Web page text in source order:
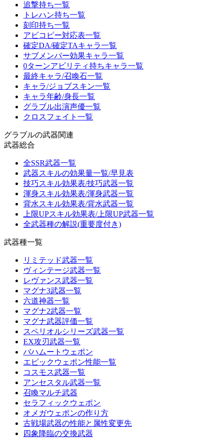
追撃持ち一覧
トレハン持ち一覧
刻印持ち一覧
アビコピー対応表一覧
確定DA/確定TAキャラ一覧
サブメンバー効果キャラ一覧
0ターンアビリティ持ちキャラ一覧
最終キャラ/召喚石一覧
キャラ/ジョブスキン一覧
キャラ年齢/身長一覧
グラブル出演声優一覧
クロスフェイト一覧
グラブルの武器関連
武器総合
全SSR武器一覧
武器スキルの効果量一覧/早見表
技巧スキル効果表/技巧武器一覧
渾身スキル効果表/渾身武器一覧
背水スキル効果表/背水武器一覧
上限UPスキル効果表/上限UP武器一覧
全武器種の解説(重要度付き)
武器種一覧
リミテッド武器一覧
ヴィンテージ武器一覧
レヴァンス武器一覧
マグナ3武器一覧
六道神器一覧
マグナ2武器一覧
マグナ武器評価一覧
スペリオルシリーズ武器一覧
EX攻刃武器一覧
バハムートウェポン
エピックウェポン性能一覧
コスモス武器一覧
アンセスタル武器一覧
召喚マルチ武器
セラフィックウェポン
オメガウェポンの作り方
古戦場武器の性能と属性変更先
四象降臨の交換武器